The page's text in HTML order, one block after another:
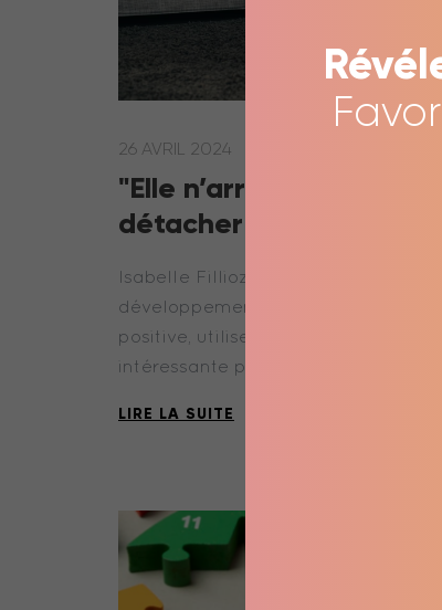
26 AVRIL 2024
"Elle n’arrive pas à se
détacher de moi"
Isabelle Filliozat, experte en
développement personnel et
positive, utilise une métaphore
intéressante pour …
LIRE LA SUITE